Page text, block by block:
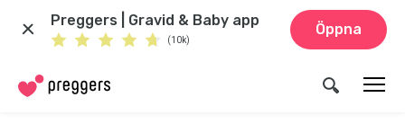
Preggers | Gravid & Baby app
(10k)
Öppna